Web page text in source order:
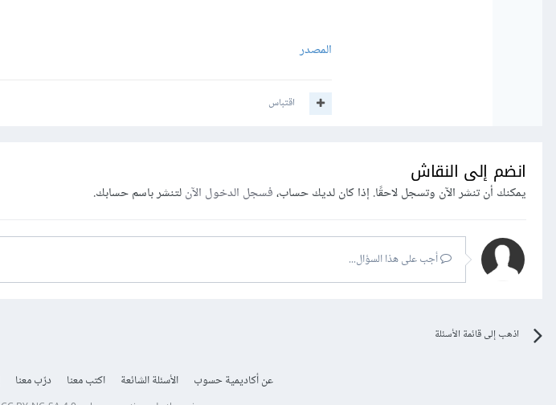
المصدر
اقتباس
انضم إلى النقاش
يمكنك أن تنشر الآن وتسجل لاحقًا. إذا كان لديك حساب،فسجل الدخول الآنلتنشر باسم حسابك.
أجب على هذا السؤال...
اذهب إلى قائمة الأسئلة
عن أكاديمية حسوب الأسئلة الشائعة اكتب معنا درّب معنا